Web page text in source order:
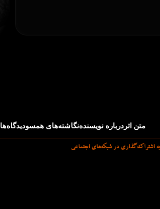
متن اثر درباره نویسندهنگاشته‌های همسودیدگاه‌ها
به اشتراک‌گذاری در شبکه‌های اجتماعی